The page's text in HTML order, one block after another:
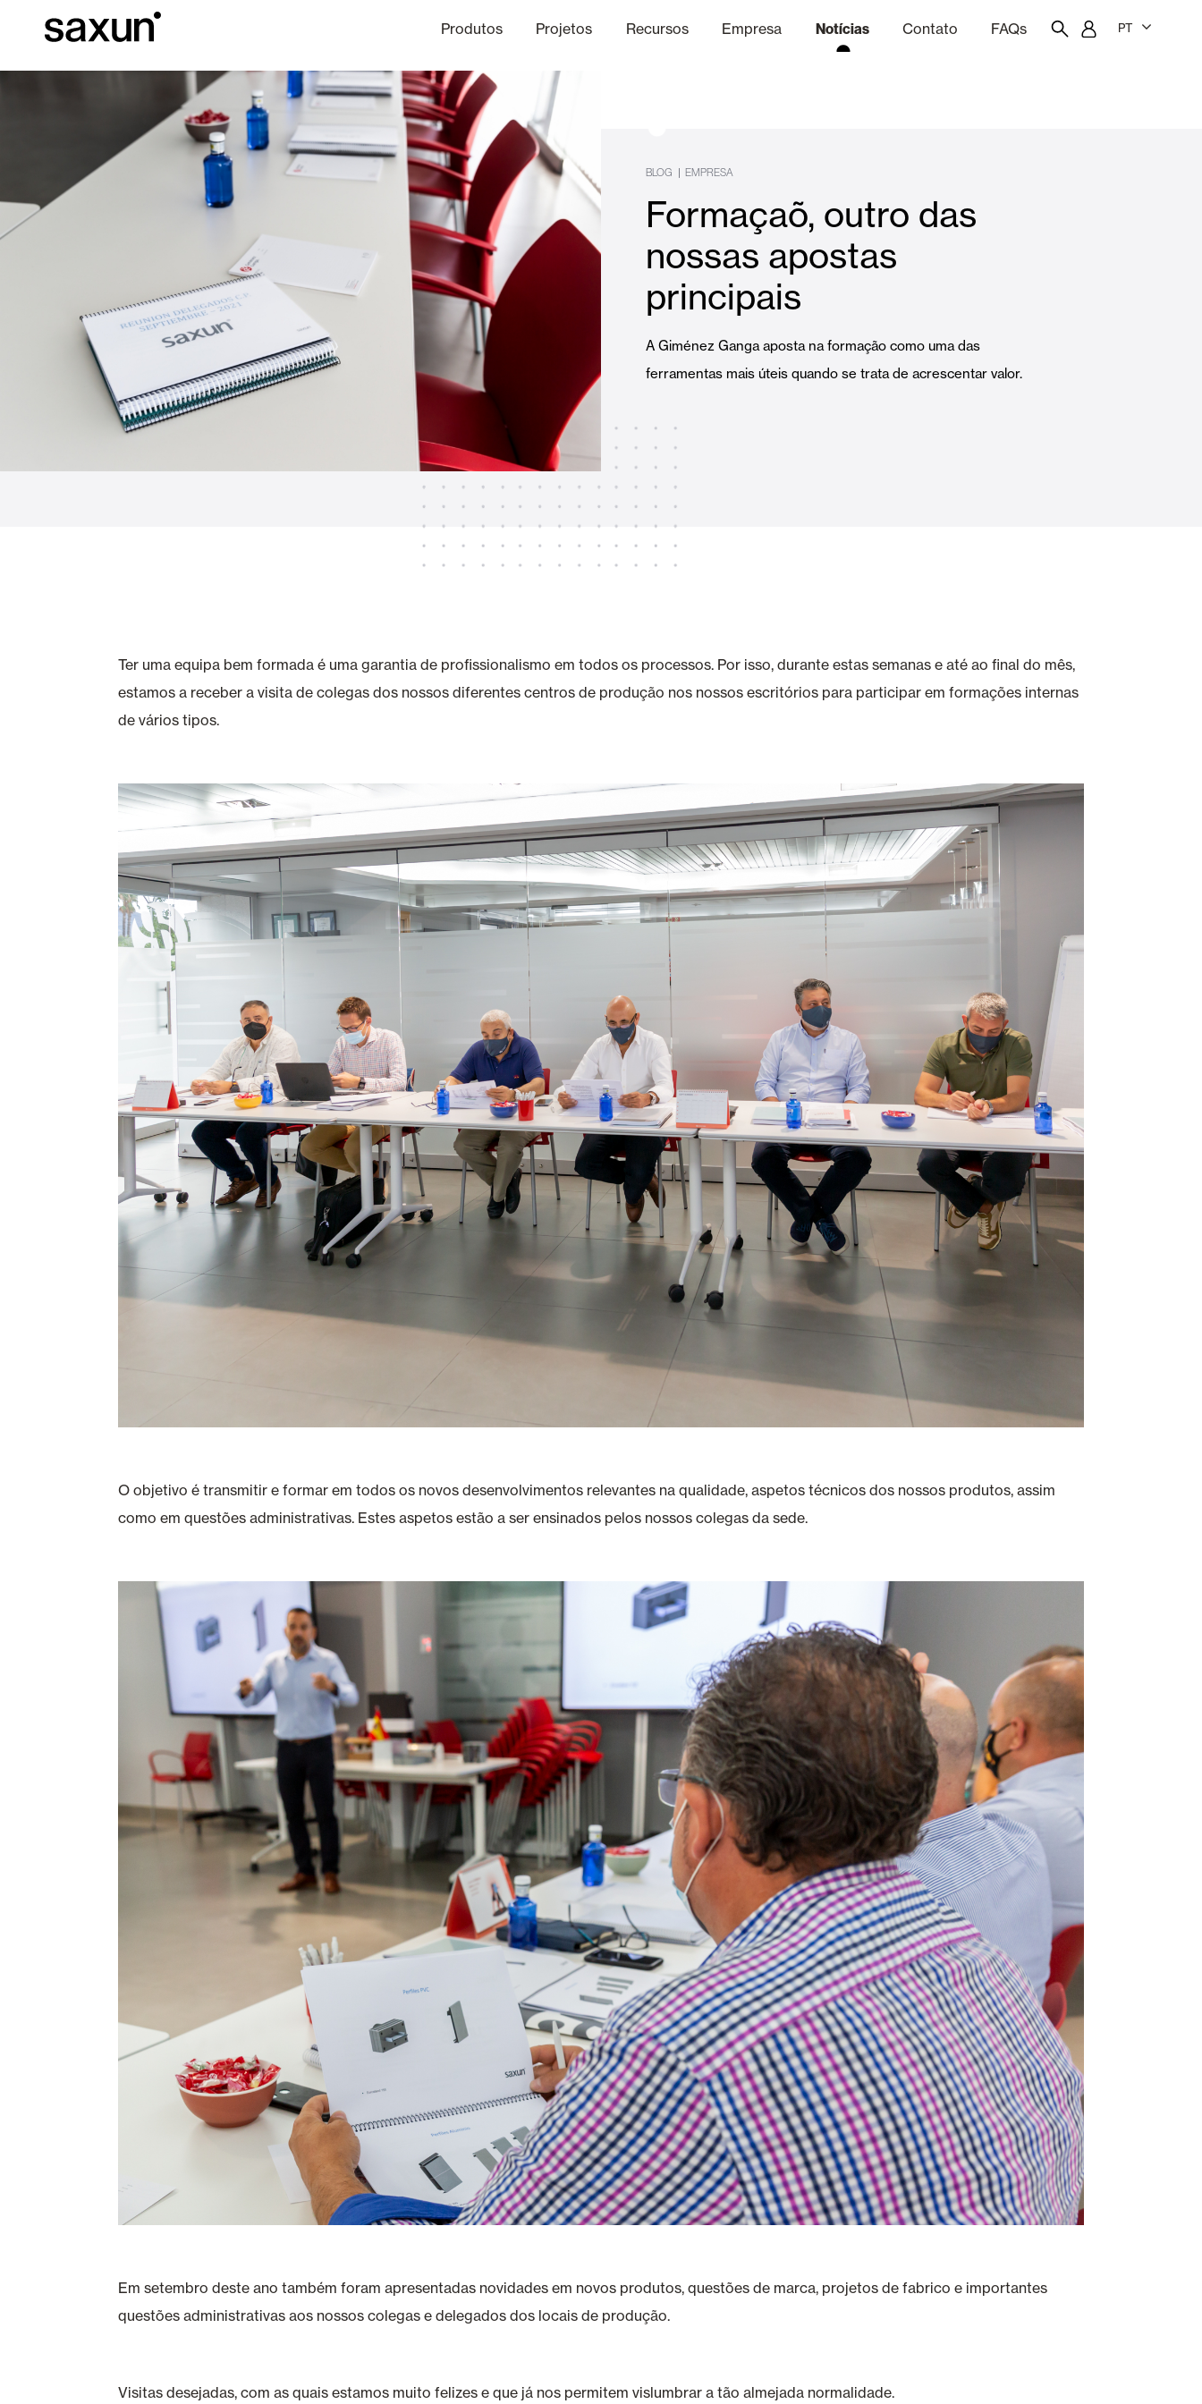
Produtos
Persianas Enroláveis e Caixas Lâminas Quebra-Sol e Maiorquinas
Cortinas de Vidro Alicantinas e Cortinas exteriores Toldos
VER TODOS OS PRODUTOS
Projetos
Hotéis, restaurantes e cafés Escritórios
Recursos
Baixar Informação técnica Acabamentos
Empresa
Sobre nós Canal Ético
Notícias Contato FAQs PT
BLOG | EMPRESA
Formaçaõ, outro das
nossas apostas
principais
A Giménez Ganga aposta na formação como uma das
ferramentas mais úteis quando se trata de acrescentar valor.
Ter uma equipa bem formada é uma garantia de profissionalismo em todos os processos. Por isso, durante estas semanas e até ao final do mês,
estamos a receber a visita de colegas dos nossos diferentes centros de produção nos nossos escritórios para participar em formações internas
de vários tipos.
O objetivo é transmitir e formar em todos os novos desenvolvimentos relevantes na qualidade, aspetos técnicos dos nossos produtos, assim
como em questões administrativas. Estes aspetos estão a ser ensinados pelos nossos colegas da sede.
Em setembro deste ano também foram apresentadas novidades em novos produtos, questões de marca, projetos de fabrico e importantes
questões administrativas aos nossos colegas e delegados dos locais de produção.
Visitas desejadas, com as quais estamos muito felizes e que já nos permitem vislumbrar a tão almejada normalidade.